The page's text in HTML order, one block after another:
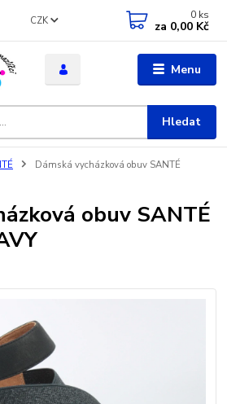
Menu
CZK
Hledat
0 ks
za 0,00 Kč
Dámská vycházková obuv SANTÉ
obuv SANTÉ